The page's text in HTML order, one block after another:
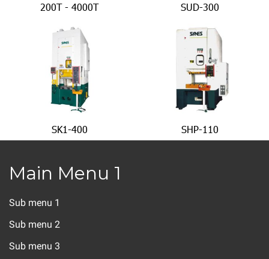
200T - 4000T SUD-300
SK1-400 SHP-110
Main Menu 1
Sub menu 1
Sub menu 2
Sub menu 3